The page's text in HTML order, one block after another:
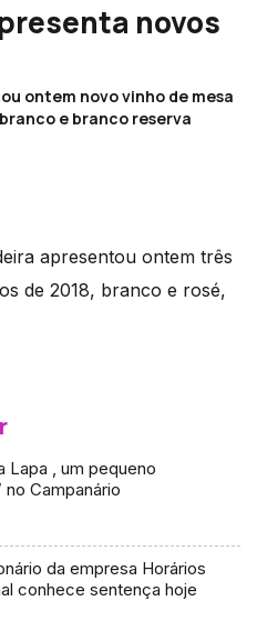
novos
ontem novo vinho de mesa
e branco reserva
apresentou ontem três
de 2018, branco e rosé,
Lapa , um pequeno
no Campanário
da empresa Horários
conhece sentença hoje